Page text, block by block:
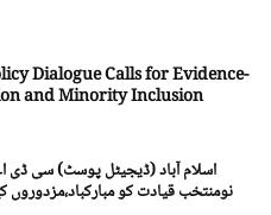
Dialogue Calls for Evidence-
and Minority Inclusion
اسلام آباد (ڈیجیٹل پوسٹ) سی ڈی
نومنتخب قیادت کو